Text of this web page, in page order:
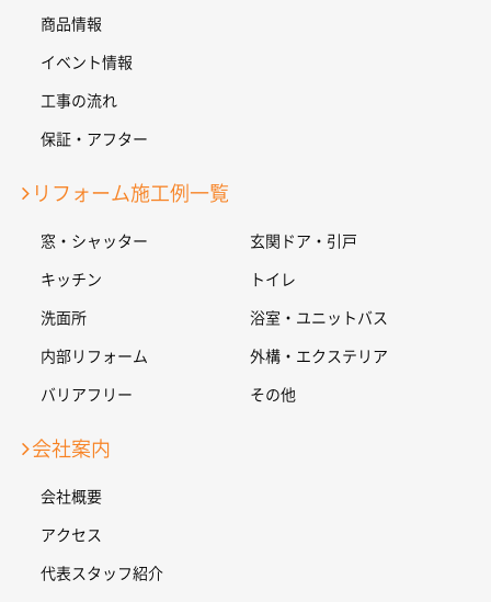
商品情報
イベント情報
工事の流れ
保証・アフター
リフォーム施工例一覧
窓・シャッター 玄関ドア・引戸
キッチン トイレ
洗面所 浴室・ユニットバス
内部リフォーム 外構・エクステリア
バリアフリー その他
会社案内
会社概要
アクセス
代表スタッフ紹介